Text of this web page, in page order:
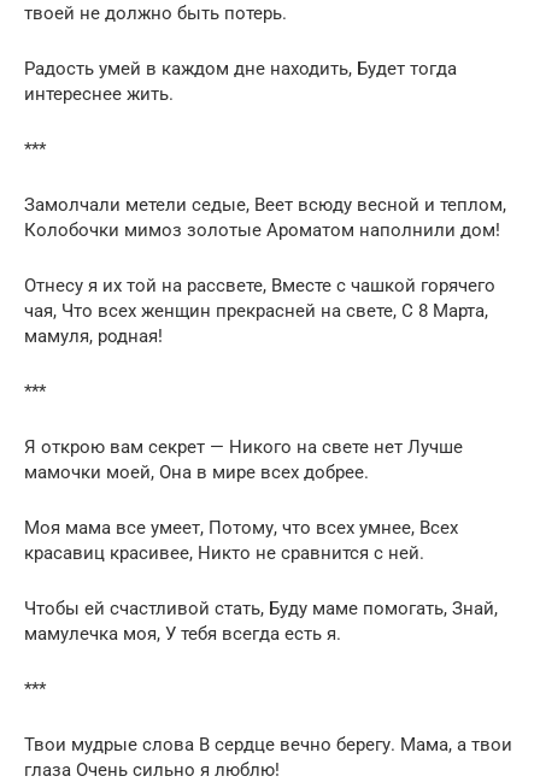
твоей не должно быть потерь.
Радость умей в каждом дне находить, Будет тогда
интереснее жить.
***
Замолчали метели седые, Веет всюду весной и теплом,
Колобочки мимоз золотые Ароматом наполнили дом!
Отнесу я их той на рассвете, Вместе с чашкой горячего
чая, Что всех женщин прекрасней на свете, С 8 Марта,
мамуля, родная!
***
Я открою вам секрет — Никого на свете нет Лучше
мамочки моей, Она в мире всех добрее.
Моя мама все умеет, Потому, что всех умнее, Всех
красавиц красивее, Никто не сравнится с ней.
Чтобы ей счастливой стать, Буду маме помогать, Знай,
мамулечка моя, У тебя всегда есть я.
***
Твои мудрые слова В сердце вечно берегу. Мама, а твои
глаза Очень сильно я люблю!